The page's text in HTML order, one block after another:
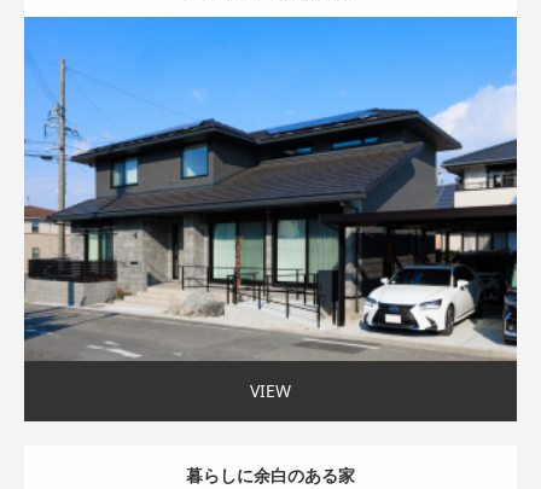
モダン外観二世帯住宅 吹抜け家事ラク動線 45坪以上
VIEW
暮らしに余白のある家